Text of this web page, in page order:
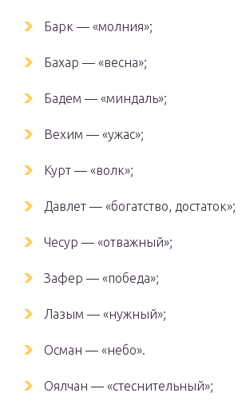
Барк — «молния»;
Бахар — «весна»;
Бадем — «миндаль»;
Вехим — «ужас»;
Курт — «волк»;
Давлет — «богатство, достаток»;
Чесур — «отважный»;
Зафер — «победа»;
Лазым — «нужный»;
Осман — «небо».
Оялчан — «стеснительный»;